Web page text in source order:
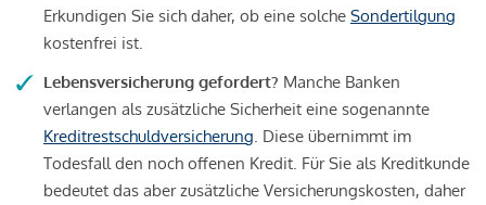
Erkundigen Sie sich daher, ob eine solche Sondertilgung
kostenfrei ist.
Lebensversicherung gefordert? Manche Banken
verlangen als zusätzliche Sicherheit eine sogenannte
Kreditrestschuldversicherung. Diese übernimmt im
Todesfall den noch offenen Kredit. Für Sie als Kreditkunde
bedeutet das aber zusätzliche Versicherungskosten, daher